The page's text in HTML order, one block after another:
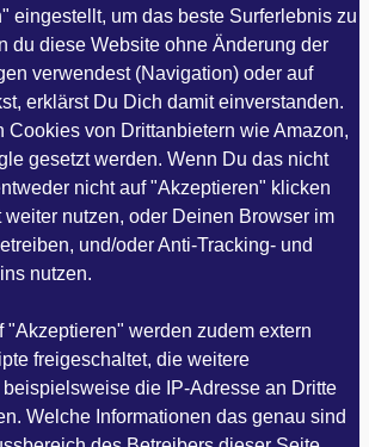
eingestellt, um das beste Surferlebnis zu
du diese Website ohne Änderung der
verwendest (Navigation) oder auf
erklärst Du Dich damit einverstanden.
Cookies von Drittanbietern wie Amazon,
gesetzt werden. Wenn Du das nicht
nicht auf "Akzeptieren" klicken
nutzen, oder Deinen Browser im
und/oder Anti-Tracking- und
nutzen.
"Akzeptieren" werden zudem extern
freigeschaltet, die weitere
beispielsweise die IP-Adresse an Dritte
Welche Informationen das genau sind